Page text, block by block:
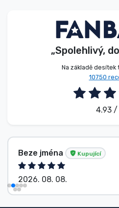
„Spolehlivý,
Na základě desítek
10750
4.93 /
Beze jména Kupující
2026. 08. 08.